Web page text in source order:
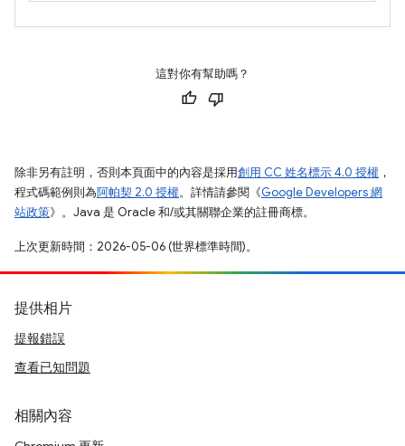
這對你有幫助嗎？
除非另有註明，否則本頁面中的內容是採用創用 CC 姓名標示 4.0 授權 ，
程式碼範例則為阿帕契 2.0 授權。詳情請參閱《Google Developers 網
站政策》。Java 是 Oracle 和/或其關聯企業的註冊商標。
上次更新時間：2026-05-06 (世界標準時間)。
提供相片
提報錯誤
查看已知問題
相關內容